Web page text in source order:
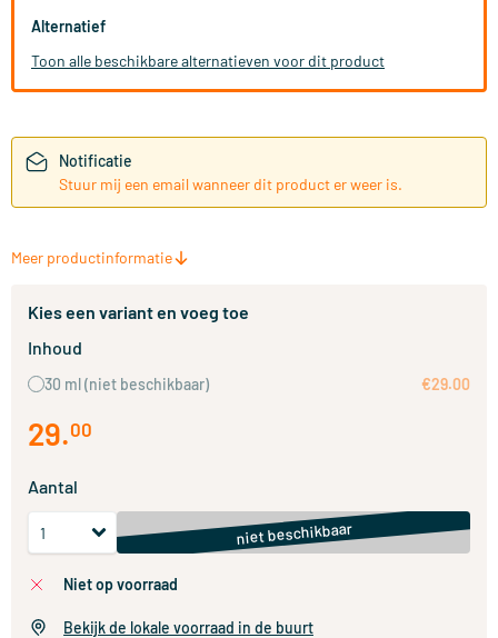
Alternatief
Toon alle beschikbare alternatieven voor dit product
Notificatie
Stuur mij een email wanneer dit product er weer is.
Meer productinformatie
Kies een variant en voeg toe
Inhoud
30 ml(niet beschikbaar) €29.00
29.00
Aantal
niet beschikbaar
niet op voorraad
Bekijk de lokale voorraad in de buurt